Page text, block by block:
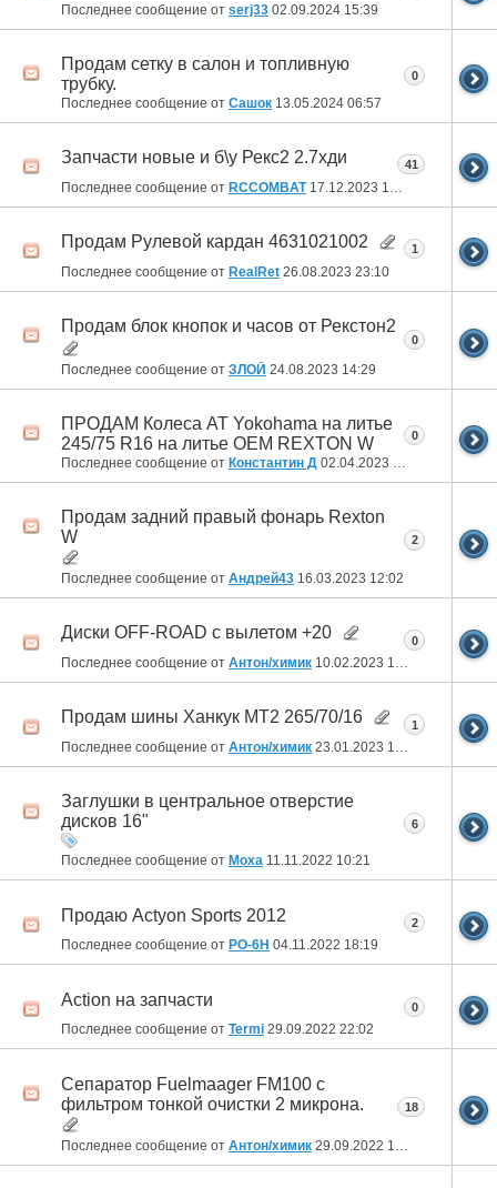
Последнее сообщение от serj33 02.09.2024 15:39
Продам сетку в салон и топливную
трубку.
Последнее сообщение от Сашок 13.05.2024 06:57
0
Запчасти новые и б\у Рекс2 2.7хди
Последнее сообщение от RCCOMBAT17.12.2023 19:49
41
Продам Рулевой кардан 4631021002
Последнее сообщение от RealRet 26.08.2023 23:10
1
Продам блок кнопок и часов от Рекстон2
Последнее сообщение от ЗЛОЙ 24.08.2023 14:29
0
ПРОДАМ Колеса AT Yokohama на литье
245/75 R16 на литье OEM REXTON W
Последнее сообщение от Константин Д 02.04.2023 15:41
0
Продам задний правый фонарь Rexton
W
Последнее сообщение от Андрей43 16.03.2023 12:02
2
Диски OFF-ROAD с вылетом +20
Последнее сообщение от Антон/химик 10.02.2023 10:32
0
Продам шины Ханкук МТ2 265/70/16
Последнее сообщение от Антон/химик 23.01.2023 14:10
1
Заглушки в центральное отверстие
дисков 16"
Последнее сообщение от Moxa 11.11.2022 10:21
6
Продаю Actyon Sports 2012
Последнее сообщение от РО-6Н 04.11.2022 18:19
2
Action на запчасти
Последнее сообщение от Termi 29.09.2022 22:02
0
Сепаратор Fuelmaager FM100 с
фильтром тонкой очистки 2 микрона.
Последнее сообщение от Антон/химик 29.09.2022 14:06
18